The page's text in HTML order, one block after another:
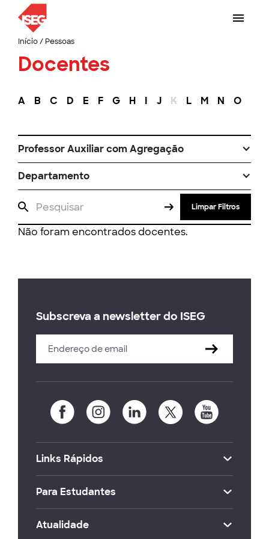
Início/ Pessoas
Docentes
A B C D E F G H I J K L M N O
Professor Auxiliar com Agregação
Departamento
Limpar Filtros
Não foram encontrados docentes.
Subscreva a newsletter do ISEG
Links Rápidos
Para Estudantes
Atualidade